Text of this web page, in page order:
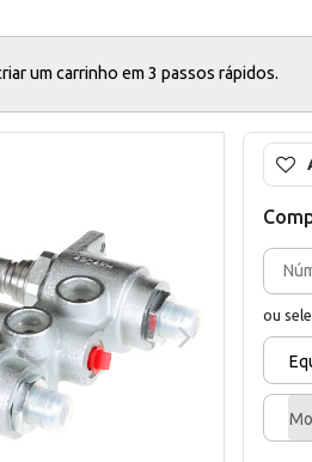
um carrinho em 3 passos rápidos.
ou